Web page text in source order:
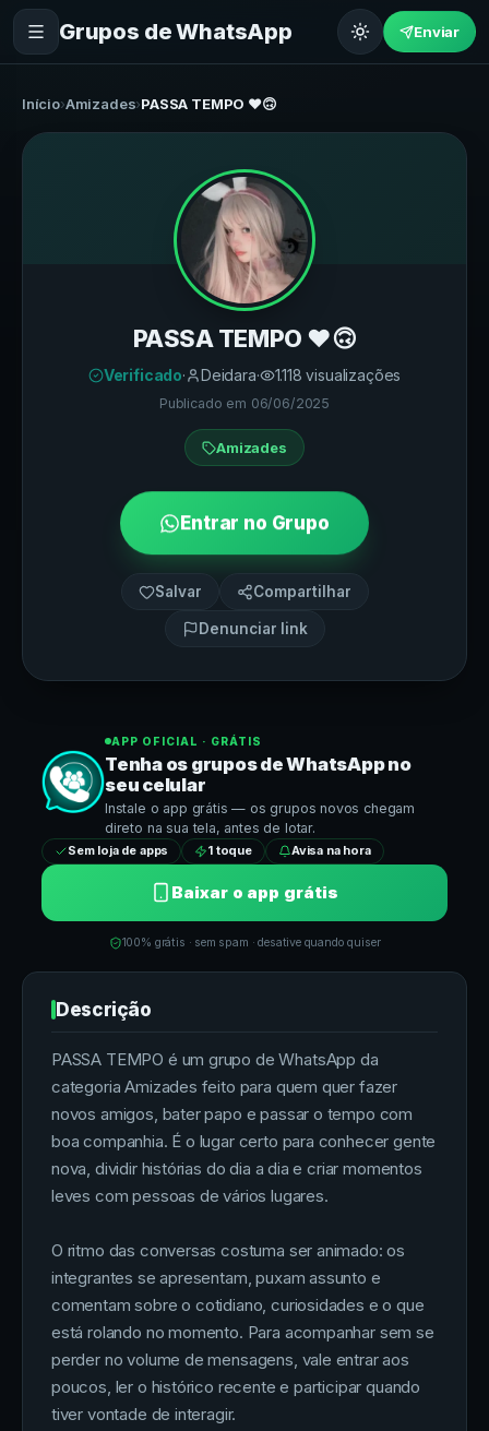
Grupos de WhatsApp Enviar
Início›Amizades›PASSA TEMPO ♥️🙃
PASSA TEMPO ♥️🙃
Verificado· Deidara· 1.118 visualizações
Publicado em 06/06/2025
Amizades
Entrar no Grupo
Salvar Compartilhar
Denunciar link
APP OFICIAL · GRÁTIS
Tenha os grupos deWhatsAppno
seu celular
Instale o app grátis — os grupos novos chegam
direto na sua tela, antes de lotar.
Sem loja de apps 1 toque Avisa na hora
Baixar o app grátis
100% grátis · sem spam · desative quando quiser
Descrição
PASSA TEMPO é um grupo de WhatsApp da
categoria Amizades feito para quem quer fazer
novos amigos, bater papo e passar o tempo com
boa companhia. É o lugar certo para conhecer gente
nova, dividir histórias do dia a dia e criar momentos
leves com pessoas de vários lugares.
O ritmo das conversas costuma ser animado: os
integrantes se apresentam, puxam assunto e
comentam sobre o cotidiano, curiosidades e o que
está rolando no momento. Para acompanhar sem se
perder no volume de mensagens, vale entrar aos
poucos, ler o histórico recente e participar quando
tiver vontade de interagir.